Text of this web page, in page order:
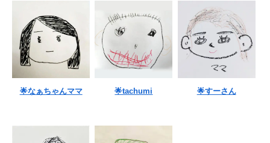
🌟なぁちゃんママ 🌟tachumi 🌟すーさん